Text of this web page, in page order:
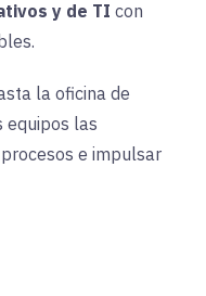
y de TI con
.
la oficina de
equipos las
e impulsar